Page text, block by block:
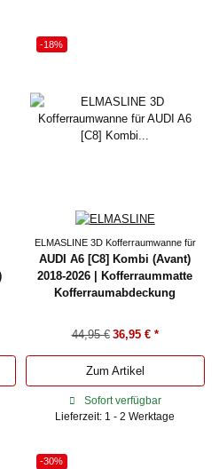
-18%
ELMASLINE 3D Kofferraumwanne für
AUDI A6 [C8] Kombi (Avant)
2018-2026 | Kofferraummatte
Kofferraumabdeckung
44,95 € 36,95 € *
Zum Artikel
Sofort verfügbar
Lieferzeit: 1 - 2 Werktage
-30%